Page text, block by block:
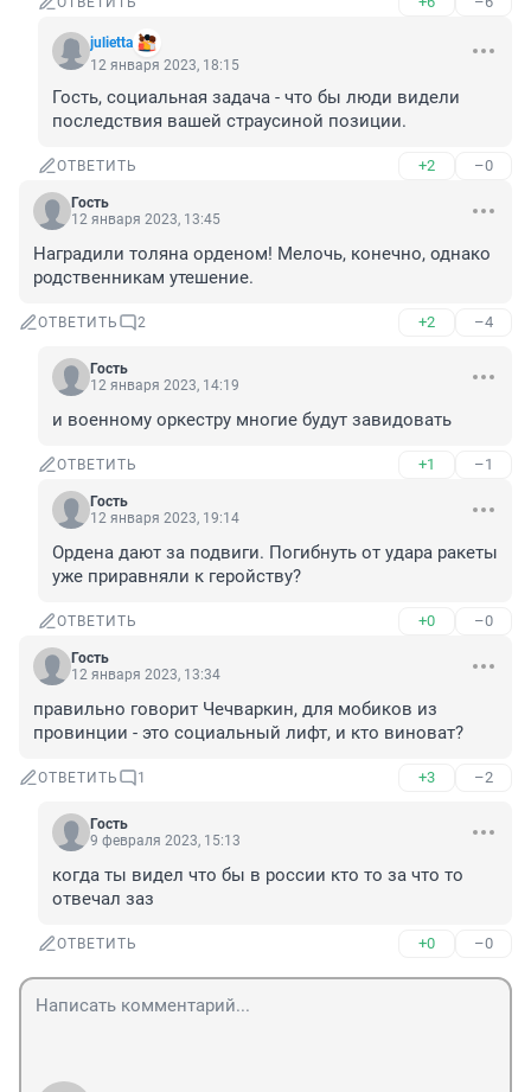
julietta
12 января 2023, 18:15
Гость, социальная задача - что бы люди видели
последствия вашей страусиной позиции.
ОТВЕТИТЬ +2 –0
Гость
12 января 2023, 13:45
Наградили толяна орденом! Мелочь, конечно, однако
родственникам утешение.
ОТВЕТИТЬ 2 +2 –4
Гость
12 января 2023, 14:19
и военному оркестру многие будут завидовать
ОТВЕТИТЬ +1 –1
Гость
12 января 2023, 19:14
Ордена дают за подвиги. Погибнуть от удара ракеты
уже приравняли к геройству?
ОТВЕТИТЬ +0 –0
Гость
12 января 2023, 13:34
правильно говорит Чечваркин, для мобиков из
провинции - это социальный лифт, и кто виноват?
ОТВЕТИТЬ 1 +3 –2
Гость
9 февраля 2023, 15:13
когда ты видел что бы в россии кто то за что то
отвечал заз
ОТВЕТИТЬ +0 –0